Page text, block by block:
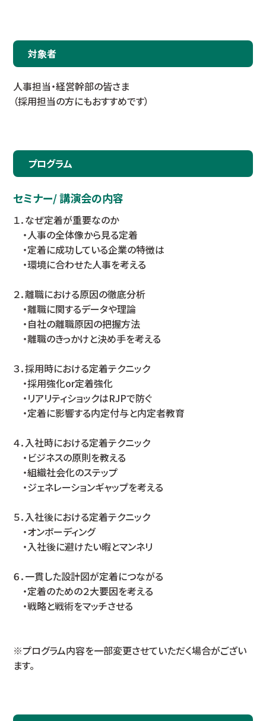
対象者
人事担当・経営幹部の皆さま
（採用担当の方にもおすすめです）
プログラム
セミナー/ 講演会の内容
１．なぜ定着が重要なのか
・人事の全体像から見る定着
・定着に成功している企業の特徴は
・環境に合わせた人事を考える
２．離職における原因の徹底分析
・離職に関するデータや理論
・自社の離職原因の把握方法
・離職のきっかけと決め手を考える
３．採用時における定着テクニック
・採用強化or定着強化
・リアリティショックはRJPで防ぐ
・定着に影響する内定付与と内定者教育
４．入社時における定着テクニック
・ビジネスの原則を教える
・組織社会化のステップ
・ジェネレーションギャップを考える
５．入社後における定着テクニック
・オンボーディング
・入社後に避けたい暇とマンネリ
６．一貫した設計図が定着につながる
・定着のための２大要因を考える
・戦略と戦術をマッチさせる
※プログラム内容を一部変更させていただく場合がござい
ます。